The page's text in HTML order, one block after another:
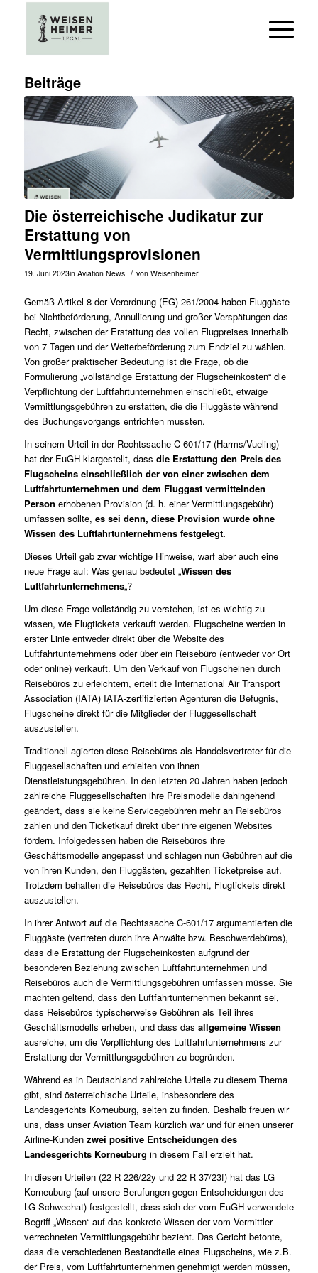
Beiträge
Die österreichische Judikatur zur
Erstattung von
Vermittlungsprovisionen
19. Juni 2023in Aviation News / von Weisenheimer
Gemäß Artikel 8 derVerordnung (EG) 261/2004haben Fluggäste
bei Nichtbeförderung, Annullierung und großer Verspätungen das
Recht, zwischen der Erstattung des vollen Flugpreises innerhalb
von 7 Tagen und der Weiterbeförderung zum Endziel zu wählen.
Von großer praktischer Bedeutung ist die Frage, ob die
Formulierung „vollständige Erstattung der Flugscheinkosten“ die
Verpflichtung der Luftfahrtunternehmen einschließt, etwaige
Vermittlungsgebühren zu erstatten, die die Fluggäste während
des Buchungsvorgangs entrichten mussten.
In seinem Urteil in der Rechtssache C-601/17 (Harms/Vueling)
hat der EuGH klargestellt, dass die Erstattung den Preis des
Flugscheins einschließlich der von einer zwischen dem
Luftfahrtunternehmen und dem Fluggast vermittelnden
Person erhobenen Provision (d. h. einer Vermittlungsgebühr)
umfassen sollte, es sei denn, diese Provision wurde ohne
Wissen des Luftfahrtunternehmens festgelegt.
Dieses Urteil gab zwar wichtige Hinweise, warf aber auch eine
neue Frage auf: Was genau bedeutet „Wissen des
Luftfahrtunternehmens„?
Um diese Frage vollständig zu verstehen, ist es wichtig zu
wissen, wie Flugtickets verkauft werden. Flugscheine werden in
erster Linie entweder direkt über die Website des
Luftfahrtunternehmens oder über ein Reisebüro (entweder vor Ort
oder online) verkauft. Um den Verkauf von Flugscheinen durch
Reisebüros zu erleichtern, erteilt die International Air Transport
Association (IATA) IATA-zertifizierten Agenturen die Befugnis,
Flugscheine direkt für die Mitglieder der Fluggesellschaft
auszustellen.
Traditionell agierten diese Reisebüros als Handelsvertreter für die
Fluggesellschaften und erhielten von ihnen
Dienstleistungsgebühren. In den letzten 20 Jahren haben jedoch
zahlreiche Fluggesellschaften ihre Preismodelle dahingehend
geändert, dass sie keine Servicegebühren mehr an Reisebüros
zahlen und den Ticketkauf direkt über ihre eigenen Websites
fördern. Infolgedessen haben die Reisebüros ihre
Geschäftsmodelle angepasst und schlagen nun Gebühren auf die
von ihren Kunden, den Fluggästen, gezahlten Ticketpreise auf.
Trotzdem behalten die Reisebüros das Recht, Flugtickets direkt
auszustellen.
In ihrer Antwort auf die Rechtssache C-601/17 argumentierten die
Fluggäste (vertreten durch ihre Anwälte bzw. Beschwerdebüros),
dass die Erstattung der Flugscheinkosten aufgrund der
besonderen Beziehung zwischen Luftfahrtunternehmen und
Reisebüros auch die Vermittlungsgebühren umfassen müsse. Sie
machten geltend, dass den Luftfahrtunternehmen bekannt sei,
dass Reisebüros typischerweise Gebühren als Teil ihres
Geschäftsmodells erheben, und dass das allgemeine Wissen
ausreiche, um die Verpflichtung des Luftfahrtunternehmens zur
Erstattung der Vermittlungsgebühren zu begründen.
Während es in Deutschland zahlreiche Urteile zu diesem Thema
gibt, sind österreichische Urteile, insbesondere des
Landesgerichts Korneuburg, selten zu finden. Deshalb freuen wir
uns, dass unserAviation Team kürzlich war und für einen unserer
Airline-Kunden zwei positive Entscheidungen des
Landesgerichts Korneuburg in diesem Fall erzielt hat.
In diesen Urteilen (22 R 226/22y und 22 R 37/23f) hat das LG
Korneuburg (auf unsere Berufungen gegen Entscheidungen des
LG Schwechat) festgestellt, dass sich der vom EuGH verwendete
Begriff „Wissen“ auf das konkrete Wissen der vom Vermittler
verrechneten Vermittlungsgebühr bezieht. Das Gericht betonte,
dass die verschiedenen Bestandteile eines Flugscheins, wie z.B.
der Preis, vom Luftfahrtunternehmen genehmigt werden müssen,